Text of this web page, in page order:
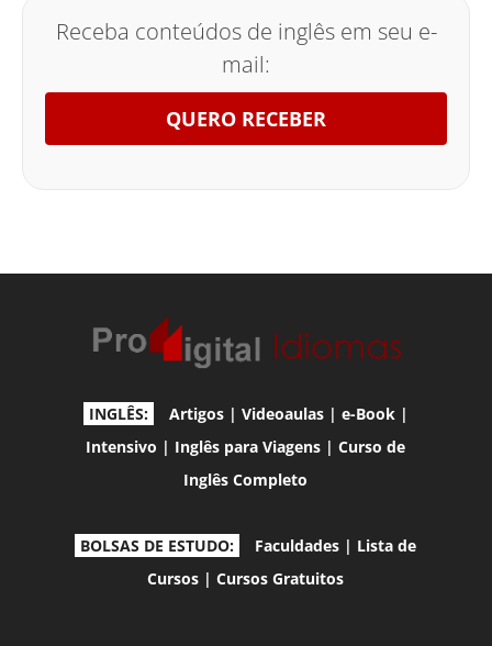
Receba conteúdos de inglês em seu e-
mail:
QUERO RECEBER
INGLÊS: Artigos| Videoaulas| e-Book|
Intensivo | Inglês para Viagens |Curso de
Inglês Completo
BOLSAS DE ESTUDO: Faculdades | Lista de
Cursos |Cursos Gratuitos